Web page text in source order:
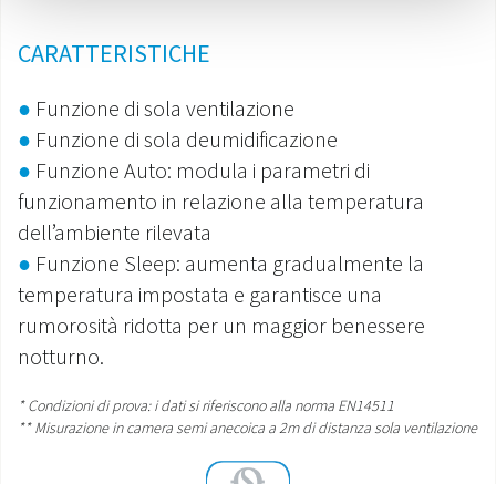
CARATTERISTICHE
● Funzione di sola ventilazione
● Funzione di sola deumidificazione
● Funzione Auto: modula i parametri di
funzionamento in relazione alla temperatura
dell’ambiente rilevata
● Funzione Sleep: aumenta gradualmente la
temperatura impostata e garantisce una
rumorosità ridotta per un maggior benessere
notturno.
* Condizioni di prova: i dati si riferiscono alla norma EN14511
** Misurazione in camera semi anecoica a 2m di distanza sola ventilazione